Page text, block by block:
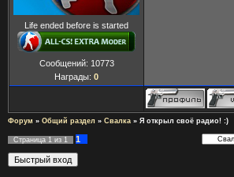
Life ended before is started
Сообщений: 10773
Награды: 0
Форум » Общий раздел » Свалка » Я открыл своё радио! :)
Страница 1 из 1
1